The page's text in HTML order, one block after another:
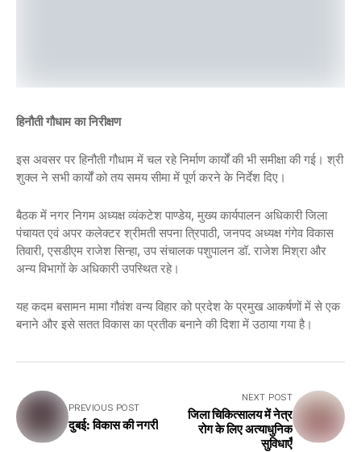
हिनौती गौधाम का निरीक्षण
इस अवसर पर हिनौती गौधाम में चल रहे निर्माण कार्यों की भी समीक्षा की गई। श्री
शुक्ल ने सभी कार्यों को तय समय सीमा में पूर्ण करने के निर्देश दिए।
बैठक में नगर निगम अध्यक्ष व्यंकटेश पाण्डेय, मुख्य कार्यपालन अधिकारी जिला
पंचायत एवं अपर कलेक्टर श्रीमती सपना त्रिपाठी, जनपद अध्यक्ष गंगेव विकास
तिवारी, एसडीएम राजेश सिन्हा, उप संचालक पशुपालन डॉ. राजेश मिश्रा और
अन्य विभागों के अधिकारी उपस्थित रहे।
यह कदम बसामन मामा गौवंश वन्य विहार को प्रदेश के प्रमुख आकर्षणों में से एक
बनाने और इसे सतत विकास का प्रतीक बनाने की दिशा में उठाया गया है।
PREVIOUS POST
दुबई: विकास की नगरी
NEXT POST
जिला चिकित्सालय में नेत्र
रोग के लिए अत्याधुनिक
सुविधाएँ